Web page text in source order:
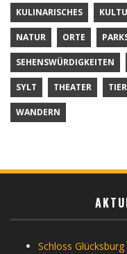
KULINARISCHES
NATUR ORTE
SEHENSWÜRDIGKEITEN
SYLT THEATER
WANDERN
Schloss Glücksburg